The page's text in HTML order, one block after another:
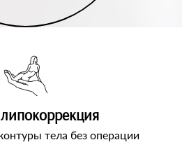
тела без операции